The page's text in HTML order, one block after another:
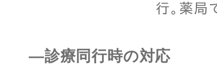
行。薬局
—診療同行時の対応